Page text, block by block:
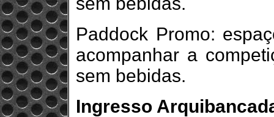
Paddock Promo:
acompanhar a
sem bebidas.
Ingresso